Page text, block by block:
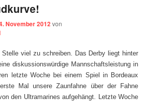
November 2012von
viel zu schreiben. Das Derby liegt hinter
diskussionswürdige Mannschaftsleistung in
letzte Woche bei einem Spiel in Bordeaux
Mal unsere Zaunfahne über der Fahne
den Ultramarines aufgehängt. Letzte Woche